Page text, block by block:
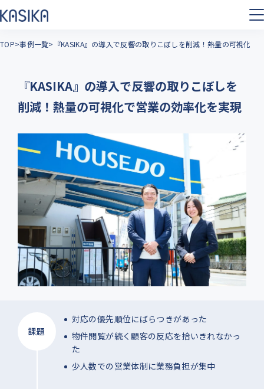
TOP 事例一覧 『KASIKA』の導入で反響の取りこぼしを削減！熱量の可視化で
『KASIKA』の導入で反響の取りこぼしを
削減！熱量の可視化で営業の効率化を実現
課題
対応の優先順位にばらつきがあった
物件閲覧が続く顧客の反応を拾いきれなかっ
た
少人数での営業体制に業務負担が集中